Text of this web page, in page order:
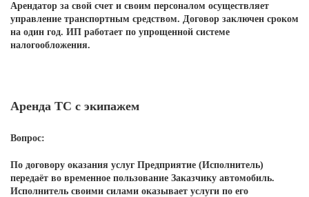
Арендатор за свой счет и своим персоналом осуществляет
управление транспортным средством. Договор заключен сроком
на один год. ИП работает по упрощенной системе
налогообложения.
Аренда ТС с экипажем
Вопрос:
По договору оказания услуг Предприятие (Исполнитель)
передаёт во временное пользование Заказчику автомобиль.
Исполнитель своими силами оказывает услуги по его